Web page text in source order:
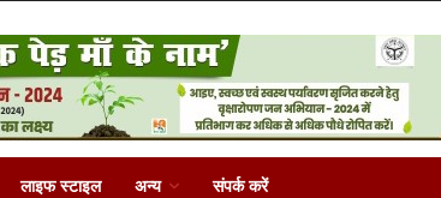
लाइफ स्टाइल अन्य संपर्क करें